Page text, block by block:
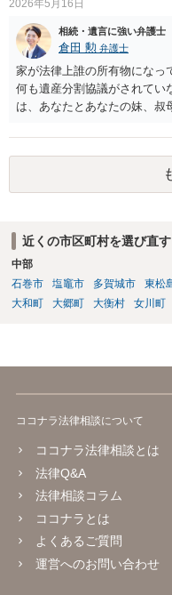
有と、通常の共有が混在して
のでご留意ください。 ２ 法
直接お尋ねされるとよいと思
にある場合は ご利用が難しい
2026年5月16日
相続・遺言に強い弁護士
倉田 勲 弁護士
家が法律上誰の所有物にな
何も遺産分割協議がされてい
は、あなたとあなたの妹、叔
が祖父から相続した１/４は
の状態です。 そのため相続
登記をすれば足りますが、
に関して相続財産清算人を選
近くの市区町村を選び直す
中部
石巻市
塩竈市 多賀城市 東松
大和町
大郷町 大衡村 女川町
ココナラ法律相談について
ココナラ法律相談とは
法律Q&A
法律相談コラム
ココナラとは
よくあるご質問
運営へのお問い合わせ